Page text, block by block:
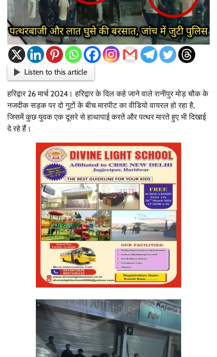
Listen to this article
हरिद्वार 26 मार्च 2024। हरिद्वार के दिल कहे जाने वाले रानीपुर मोड़ चौक के
नजदीक सड़क पर दो गुटों के बीच मारपीट का वीडियो वायरल हो रहा है,
जिसमें कुछ युवक एक दूसरे से हाथापाई करते और पत्थर मारते हुए भी दिखाई
दे रहे हैं।